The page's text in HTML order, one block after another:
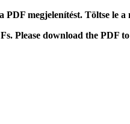
PDF megjelenítést. Töltse le
Please download the PDF